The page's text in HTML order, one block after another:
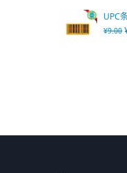
UPC
¥9.00